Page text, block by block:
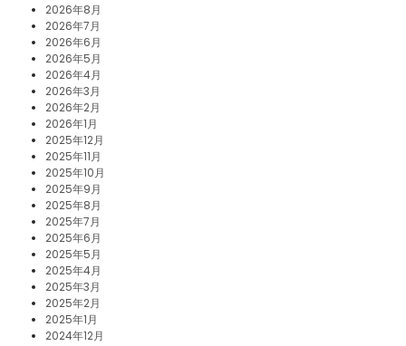
2026年8月
2026年7月
2026年6月
2026年5月
2026年4月
2026年3月
2026年2月
2026年1月
2025年12月
2025年11月
2025年10月
2025年9月
2025年8月
2025年7月
2025年6月
2025年5月
2025年4月
2025年3月
2025年2月
2025年1月
2024年12月